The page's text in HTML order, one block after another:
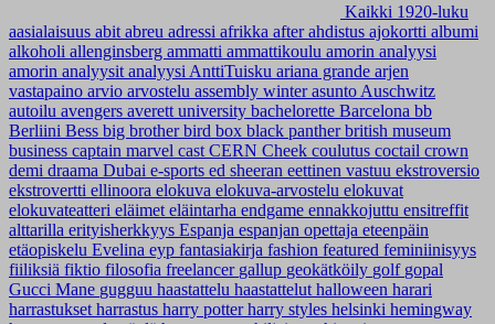
Kaikki 1920-luku
aasialaisuus abit abreu adressi afrikka afterahdistus ajokortti albumi
alkoholi allenginsberg ammatti ammattikoulu amorin analyysi
amorin analyysit analyysi AnttiTuisku ariana grande arjen
vastapaino arvio arvostelu assembly winterasunto Auschwitz
autoilu avengers averett university bachelorette Barcelona bb
Berliini Bess big brotherbird box black pantherbritish museum
business captain marvel cast CERN Cheek coulutus coctail crown
demi draama Dubai e-sports ed sheeran eettinen vastuu ekstroversio
ekstrovertti ellinoora elokuva elokuva-arvostelu elokuvat
elokuvateatteri eläimet eläintarha endgame ennakkojuttu ensitreffit
alttarilla erityisherkkyys Espanja espanjan opettaja eteenpäin
etäopiskelu Evelina eyp fantasiakirja fashion featured feminiinisyys
fiiliksiä fiktio filosofia freelancer gallup geokätköily golf gopal
Gucci Mane gugguu haastattelu haastattelut halloween harari
harrastukset harrastus harry potterharry styles helsinki hemingway